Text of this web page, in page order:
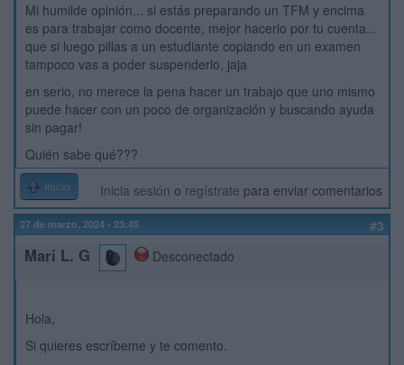
Mi humilde opinión... si estás preparando un TFM y encima
es para trabajar como docente, mejor hacerlo por tu cuenta...
que si luego pillas a un estudiante copiando en un examen
tampoco vas a poder suspenderlo, jaja
en serio, no merece la pena hacer un trabajo que uno mismo
puede hacer con un poco de organización y buscando ayuda
sin pagar!
Quién sabe qué???
Inicio Inicia sesión o regístrate para enviar comentarios
27 de marzo, 2024 - 23:45 #3
Mari L. G Desconectado
Hola,
Si quieres escríbeme y te comento.